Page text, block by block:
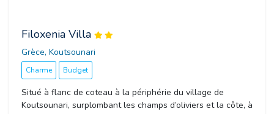
Filoxenia Villa
Grèce, Koutsounari
Charme Budget
Situé à flanc de coteau à la périphérie du village de
Koutsounari, surplombant les champs d’oliviers et la côte, à